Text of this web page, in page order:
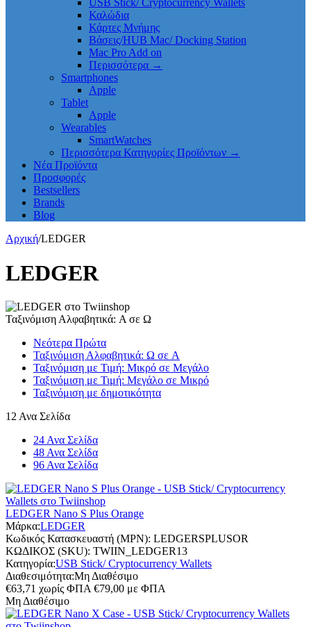
USB Stick/ Cryptocurrency Wallets
Καλώδια
Κάρτες Μνήμης
Βάσεις/HUB Mac/ Docking Station
Mac Pro Add on
Περισσότερα →
Smartphones
Apple
Tablet
Apple
Wearables
SmartWatches
Περισσότερα Κατηγορίες Προϊόντων →
Νέα Προϊόντα
Προσφορές
Bestsellers
Brands
Blog
Αρχική/LEDGER
LEDGER
Ταξινόμιση Αλφαβητικά: A σε Ω
Νεότερα Πρώτα
Ταξινόμιση Αλφαβητικά: Ω σε A
Ταξινόμιση με Τιμή: Μικρό σε Μεγάλο
Ταξινόμιση με Τιμή: Μεγάλο σε Μικρό
Ταξινόμιση με δημοτικότητα
12 Ανα Σελίδα
24 Ανα Σελίδα
48 Ανα Σελίδα
96 Ανα Σελίδα
LEDGER Nano S Plus Orange
Μάρκα:LEDGER
Κωδικός Κατασκευαστή (MPN): LEDGERSPLUSOR
ΚΩΔΙΚΟΣ (SKU): TWIIN_LEDGER13
Κατηγορία:USB Stick/ Cryptocurrency Wallets
Διαθεσιμότητα:Μη Διαθέσιμο
€63,71 χωρίς ΦΠΑ €79,00 με ΦΠΑ
Μη Διαθέσιμο